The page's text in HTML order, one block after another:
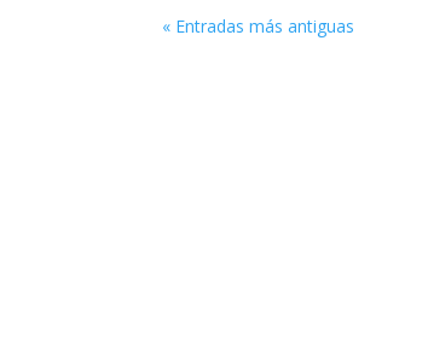
« Entradas más antiguas